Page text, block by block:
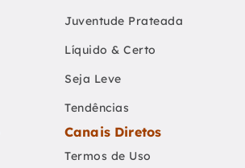
Juventude Prateada
Líquido & Certo
Seja Leve
Tendências
Canais Diretos
Termos de Uso